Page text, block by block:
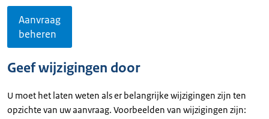
Aanvraag
beheren
Geef wijzigingen door
U moet het laten weten als er belangrijke wijzigingen zijn ten
opzichte van uw aanvraag. Voorbeelden van wijzigingen zijn: